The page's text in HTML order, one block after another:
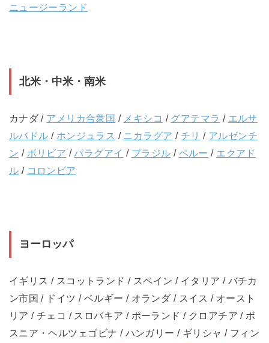
ニュージーランド
北米・中米・南米
カナダ / アメリカ合衆国 / メキシコ / グアテマラ / エルサ
ルバドル / ホンジュラス / ニカラグア / チリ / アルゼンチ
ン / ボリビア / パラグアイ / ブラジル / ペルー / エクアド
ル / コロンビア
ヨーロッパ
イギリス / スコットランド / スペイン / イタリア / バチカ
ン市国 / ドイツ / ベルギー / オランダ / スイス / オースト
リア / チェコ / スロバキア / ポーランド / クロアチア / ボ
スニア・ヘルツェゴビナ / ハンガリー / ギリシャ / フィン